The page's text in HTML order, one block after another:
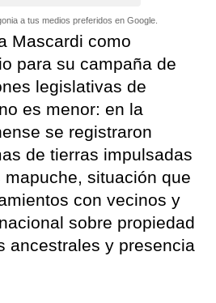
a tus medios preferidos en Google.
Mascardi como
para su campaña de
legislativas de
es menor: en la
se registraron
de tierras impulsadas
situación que
con vecinos y
sobre propiedad
ancestrales y presencia